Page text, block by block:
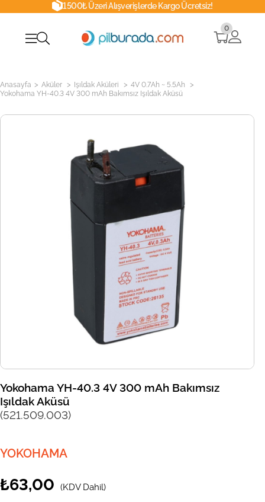
1500₺ Üzeri Alışverişlerde Kargo Ücretsiz!
0
Anasayfa > Aküler > Işıldak Aküleri > 4V 0.7Ah ~ 5.5Ah >
Yokohama YH-40.3 4V 300 mAh Bakımsız Işıldak Aküsü
Yokohama YH-40.3 4V 300 mAh Bakımsız
Işıldak Aküsü
(521.509.003)
YOKOHAMA
₺63,00 (KDV Dahil)